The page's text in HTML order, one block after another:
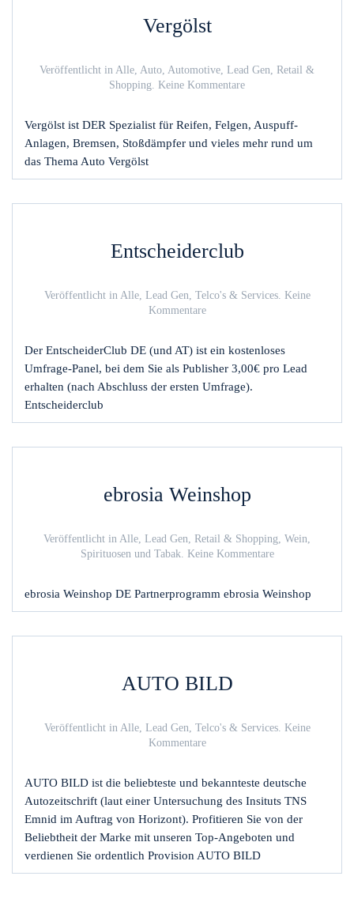
Vergölst
Veröffentlicht in Alle, Auto, Automotive, Lead Gen, Retail &
Shopping. Keine Kommentarezu
Vergölst ist DER Spezialist für Reifen, Felgen, Auspuff-
Anlagen, Bremsen, Stoßdämpfer und vieles mehr rund um
das Thema Auto Vergölst
Entscheiderclub
Veröffentlicht in Alle, Lead Gen, Telco's & Services. Keine
Kommentarezu
Der EntscheiderClub DE (und AT) ist ein kostenloses
Umfrage-Panel, bei dem Sie als Publisher 3,00€ pro Lead
erhalten (nach Abschluss der ersten Umfrage).
Entscheiderclub
ebrosia Weinshop
Veröffentlicht in Alle, Lead Gen, Retail & Shopping, Wein,
Spirituosen und Tabak. Keine Kommentarezu
ebrosia Weinshop DE Partnerprogramm ebrosia Weinshop
AUTO BILD
Veröffentlicht in Alle, Lead Gen, Telco's & Services. Keine
Kommentarezu
AUTO BILD ist die beliebteste und bekannteste deutsche
Autozeitschrift (laut einer Untersuchung des Insituts TNS
Emnid im Auftrag von Horizont). Profitieren Sie von der
Beliebtheit der Marke mit unseren Top-Angeboten und
verdienen Sie ordentlich Provision AUTO BILD